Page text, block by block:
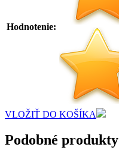
Hodnotenie:
VLOŽIŤ DO KOŠÍKA
Podobné produkty